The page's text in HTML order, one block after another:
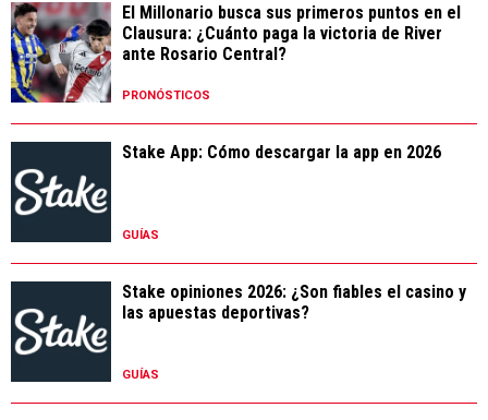
El Millonario busca sus primeros puntos en el
Clausura: ¿Cuánto paga la victoria de River
ante Rosario Central?
PRONÓSTICOS
Stake App: Cómo descargar la app en 2026
GUÍAS
Stake opiniones 2026: ¿Son fiables el casino y
las apuestas deportivas?
GUÍAS